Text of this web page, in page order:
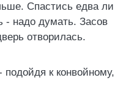
Спастись едва ли
- надо думать. Засов
отворилась.
к конвойному,